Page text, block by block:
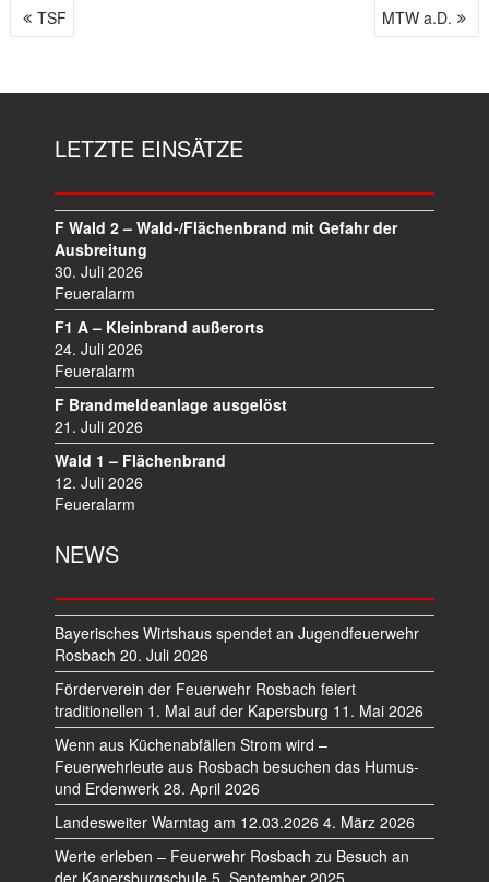
B TSF MTW a.D.
LETZTE EINSÄTZE
F Wald 2 – Wald-/Flächenbrand mit Gefahr der
Ausbreitung
30. Juli 2026
Feueralarm
F1 A – Kleinbrand außerorts
24. Juli 2026
Feueralarm
F Brandmeldeanlage ausgelöst
21. Juli 2026
Wald 1 – Flächenbrand
12. Juli 2026
Feueralarm
NEWS
Bayerisches Wirtshaus spendet an Jugendfeuerwehr
Rosbach 20. Juli 2026
Förderverein der Feuerwehr Rosbach feiert
traditionellen 1. Mai auf der Kapersburg 11. Mai 2026
Wenn aus Küchenabfällen Strom wird –
Feuerwehrleute aus Rosbach besuchen das Humus-
und Erdenwerk 28. April 2026
Landesweiter Warntag am 12.03.2026 4. März 2026
Werte erleben – Feuerwehr Rosbach zu Besuch an